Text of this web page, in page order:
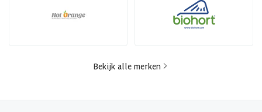
Bekijk alle merken